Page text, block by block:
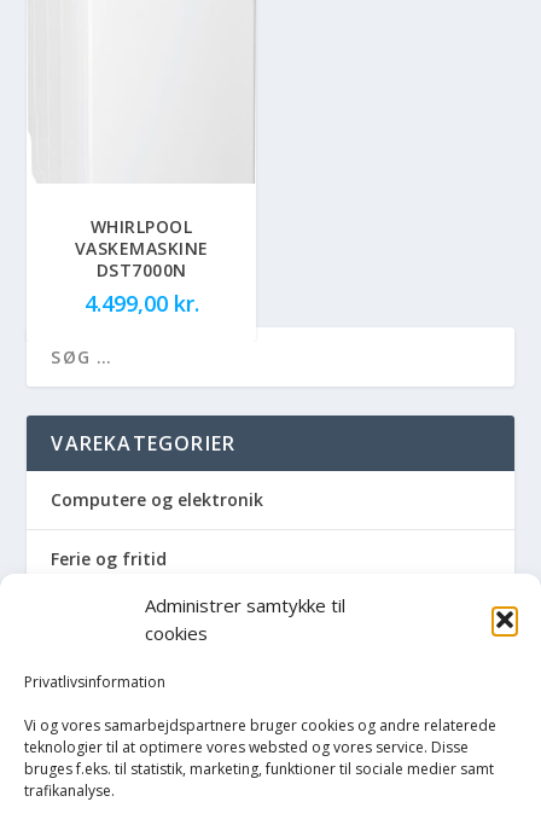
Administrer samtykke til
cookies
Privatlivsinformation
Vi og vores samarbejdspartnere bruger cookies og andre relaterede
teknologier til at optimere vores websted og vores service. Disse
bruges f.eks. til statistik, marketing, funktioner til sociale medier samt
trafikanalyse.
WHIRLPOOL
VASKEMASKINE
DST7000N
4.499,00 kr.
VAREKATEGORIER
Computere og elektronik
Ferie og fritid
Hus og have
Havemaskiner
Hvidevarer
Køkken